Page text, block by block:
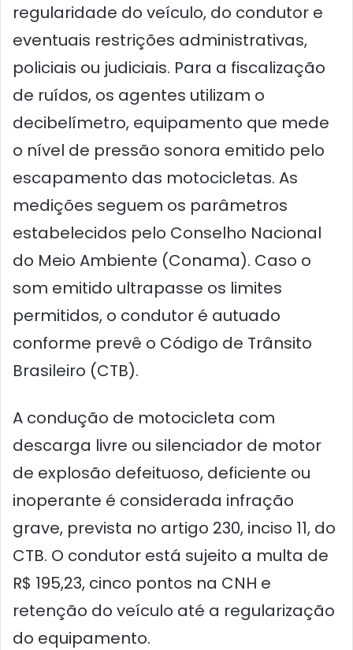
regularidade do veículo, do condutor e
eventuais restrições administrativas,
policiais ou judiciais. Para a fiscalização
de ruídos, os agentes utilizam o
decibelímetro, equipamento que mede
o nível de pressão sonora emitido pelo
escapamento das motocicletas. As
medições seguem os parâmetros
estabelecidos pelo Conselho Nacional
do Meio Ambiente (Conama). Caso o
som emitido ultrapasse os limites
permitidos, o condutor é autuado
conforme prevê o Código de Trânsito
Brasileiro (CTB).
A condução de motocicleta com
descarga livre ou silenciador de motor
de explosão defeituoso, deficiente ou
inoperante é considerada infração
grave, prevista no artigo 230, inciso 11, do
CTB. O condutor está sujeito a multa de
R$ 195,23, cinco pontos na CNH e
retenção do veículo até a regularização
do equipamento.